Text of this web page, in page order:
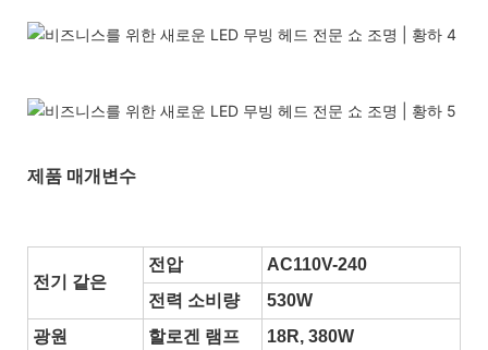
제품 매개변수
전기 같은
전압
AC110V-240
전력 소비량
530W
광원
할로겐 램프 18R, 380W